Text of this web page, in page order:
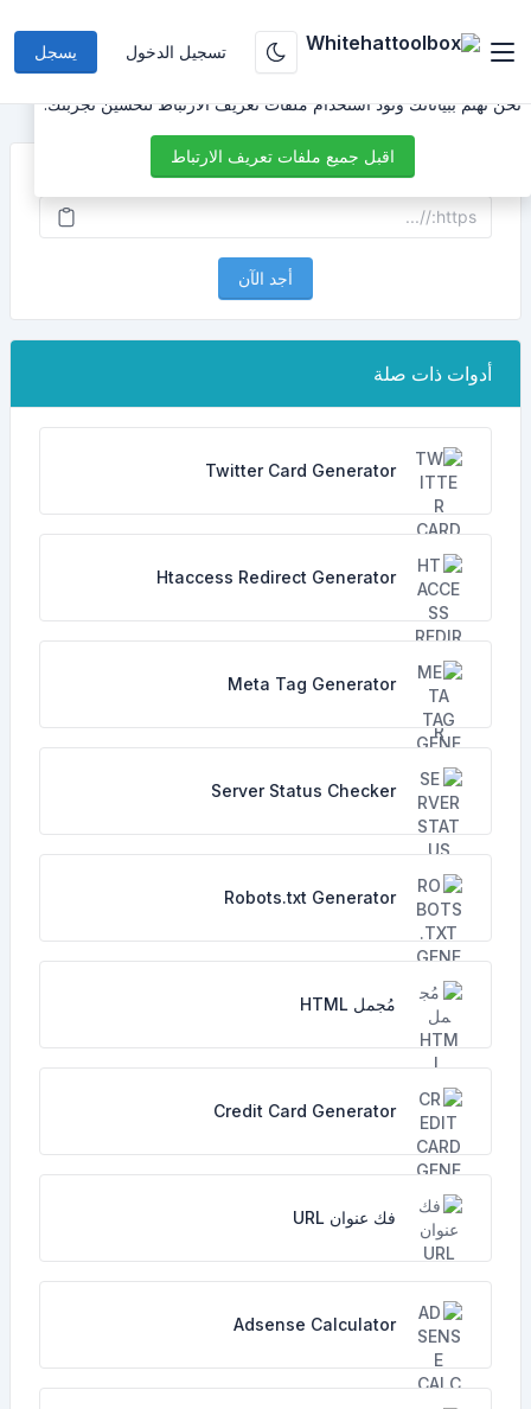
تسجيل الدخول يسجل
أدخل رابط ملف تعريف Facebook
أجد الآن
أدوات ذات صلة
Twitter Card Generator
Htaccess Redirect Generator
Meta Tag Generator
Server Status Checker
Robots.txt Generator
مُجمل HTML
Credit Card Generator
فك عنوان URL
Adsense Calculator
نحن نهتم ببياناتك ونود استخدام ملفات تعريف الارتباط لتحسين تجربتك.
اقبل جميع ملفات تعريف الارتباط